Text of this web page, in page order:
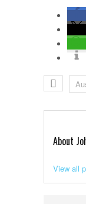
About
View all